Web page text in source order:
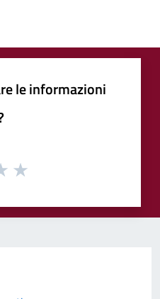
le informazioni